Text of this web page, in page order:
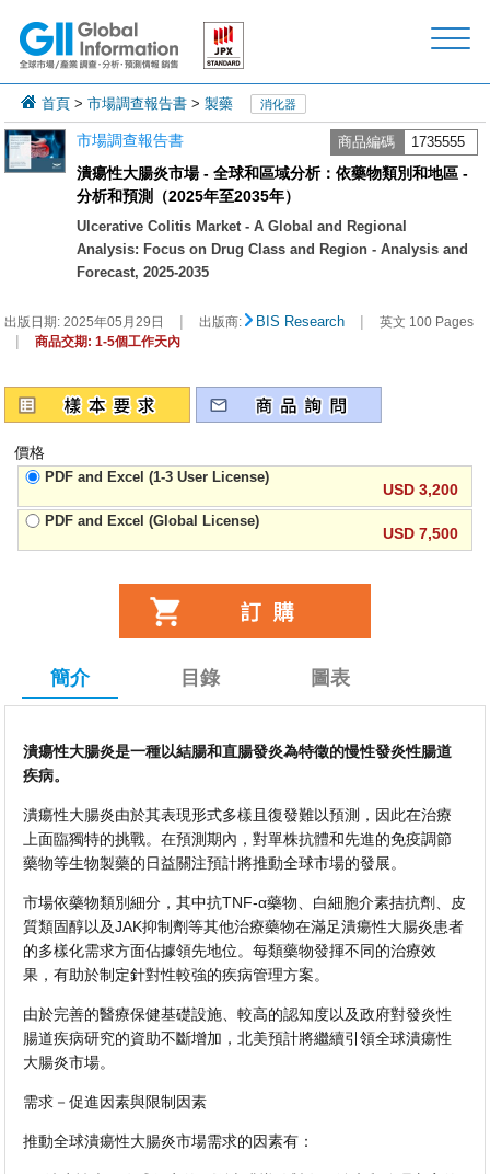
首頁 >市場調查報告書 >製藥 消化器
市場調查報告書 商品編碼 1735555
潰瘍性大腸炎市場 - 全球和區域分析：依藥物類別和地區 -
分析和預測（2025年至2035年）
Ulcerative Colitis Market - A Global and Regional
Analysis: Focus on Drug Class and Region - Analysis and
Forecast, 2025-2035
出版日期:2025年05月29日 | 出版商: BIS Research | 英文 100 Pages
| 商品交期: 1-5個工作天內
價格
PDF and Excel (1-3 User License)
USD 3,200
PDF and Excel (Global License)
USD 7,500
簡介 目錄 圖表
潰瘍性大腸炎是一種以結腸和直腸發炎為特徵的慢性發炎性腸道
疾病。
潰瘍性大腸炎由於其表現形式多樣且復發難以預測，因此在治療
上面臨獨特的挑戰。在預測期內，對單株抗體和先進的免疫調節
藥物等生物製藥的日益關注預計將推動全球市場的發展。
市場依藥物類別細分，其中抗TNF-α藥物、白細胞介素拮抗劑、皮
質類固醇以及JAK抑制劑等其他治療藥物在滿足潰瘍性大腸炎患者
的多樣化需求方面佔據領先地位。每類藥物發揮不同的治療效
果，有助於制定針對性較強的疾病管理方案。
由於完善的醫療保健基礎設施、較高的認知度以及政府對發炎性
腸道疾病研究的資助不斷增加，北美預計將繼續引領全球潰瘍性
大腸炎市場。
需求－促進因素與限制因素
推動全球潰瘍性大腸炎市場需求的因素有：